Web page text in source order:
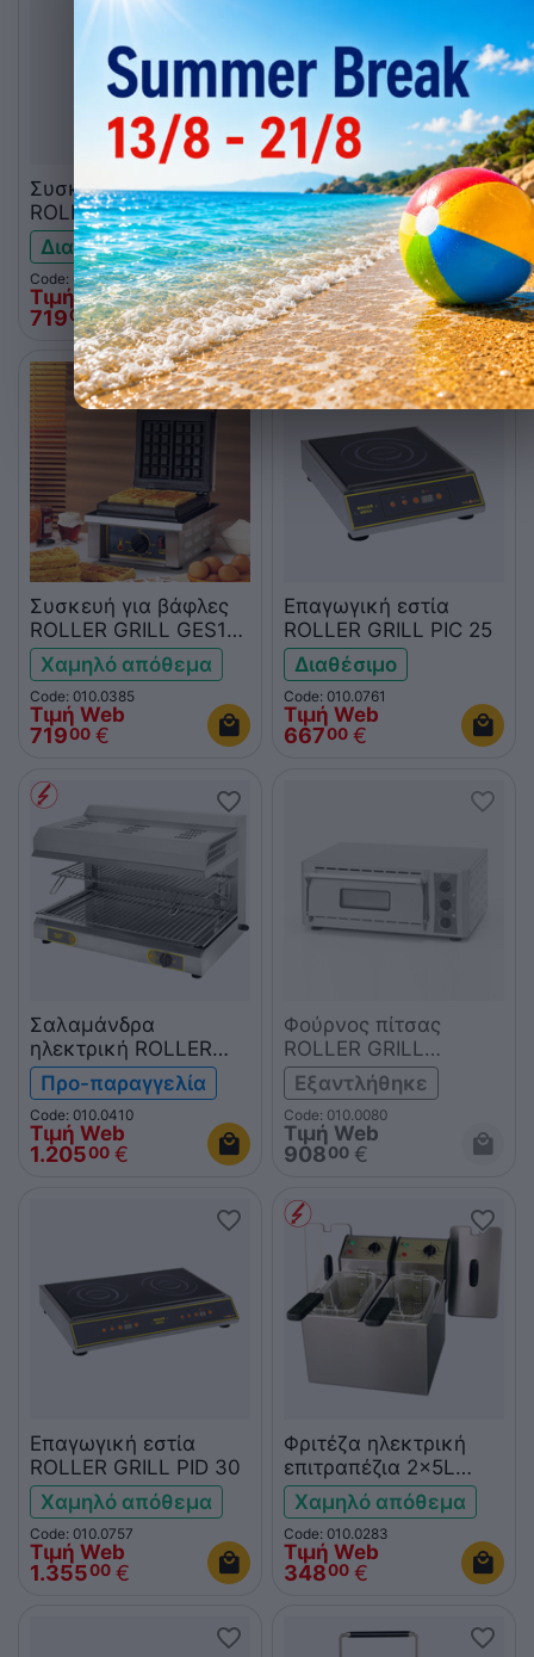
Συσκευή για βάφλες
ROLLER GRILL GES75
στρογγυλή
Διαθέσιμο
Code: 010.1010
Τιμή Web
71900 €
Φριτέζα ηλεκτρική
επιτραπέζια 2x5L
ROLLER GRILL RF5DS
Χαμηλό απόθεμα
Code: 010.0417
Τιμή Web
47000 €
Συσκευή για βάφλες
ROLLER GRILL GES10
3x5
Χαμηλό απόθεμα
Code: 010.0385
Τιμή Web
71900 €
Επαγωγική εστία
ROLLER GRILL PIC 25
Διαθέσιμο
Code: 010.0761
Τιμή Web
66700 €
Σαλαμάνδρα
ηλεκτρική ROLLER
GRILL SEF800B
Προ-παραγγελία
Code: 010.0410
Τιμή Web
1.20500 €
Φούρνος πίτσας
ROLLER GRILL
PZ430S
Εξαντλήθηκε
Code: 010.0080
Τιμή Web
90800 €
Επαγωγική εστία
ROLLER GRILL PID 30
Χαμηλό απόθεμα
Code: 010.0757
Τιμή Web
1.35500 €
Φριτέζα ηλεκτρική
επιτραπέζια 2x5L
ROLLER GRILL FD50D
Χαμηλό απόθεμα
Code: 010.0283
Τιμή Web
34800 €